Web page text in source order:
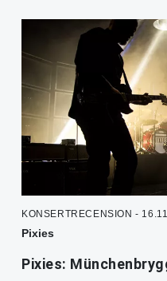
KONSERTRECENSION -
Pixies
Pixies: